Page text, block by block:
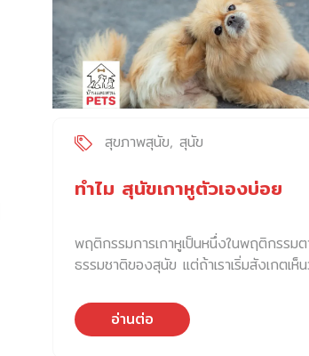
สุขภาพสุนัข สุนัข
ทำไม สุนัขเกาหูตัวเองบ่อย
พฤติกรรมการเกาหูเป็นหนึ่งในพฤติกรรม
ธรรมชาติของสุนัข แต่ถ้าเราเริ่มสังเกตเห็
อ่านต่อ